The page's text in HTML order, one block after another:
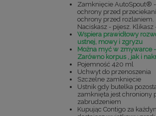
Zamknięcie AutoSpout® -
ochrony przed
ochrony przed rozlaniem.
Naciskasz - pijesz.
Wspiera prawidłowy
ustnej, mowy i zgryzu
Można myć w zmywarce -
Zarówno korpus , jak i
Pojemność 420 ml
Uchwyt do przenoszenia
Szczelne zamknięcie
Ustnik gdy butelka
zamknięta jest chroniony
zabrudzeniem
Kupując Contigo za